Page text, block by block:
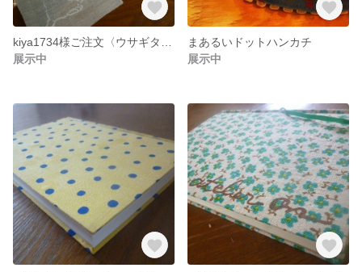
展示中
まあるいドットハンカチ
展示中